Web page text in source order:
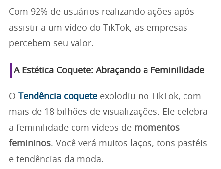
Com 92% de usuários realizando ações após
assistir a um vídeo do TikTok, as empresas
percebem seu valor.
A Estética Coquete: Abraçando a Feminilidade
O Tendência coquete explodiu no TikTok, com
mais de 18 bilhões de visualizações. Ele celebra
a feminilidade com vídeos de momentos
femininos. Você verá muitos laços, tons pastéis
e tendências da moda.